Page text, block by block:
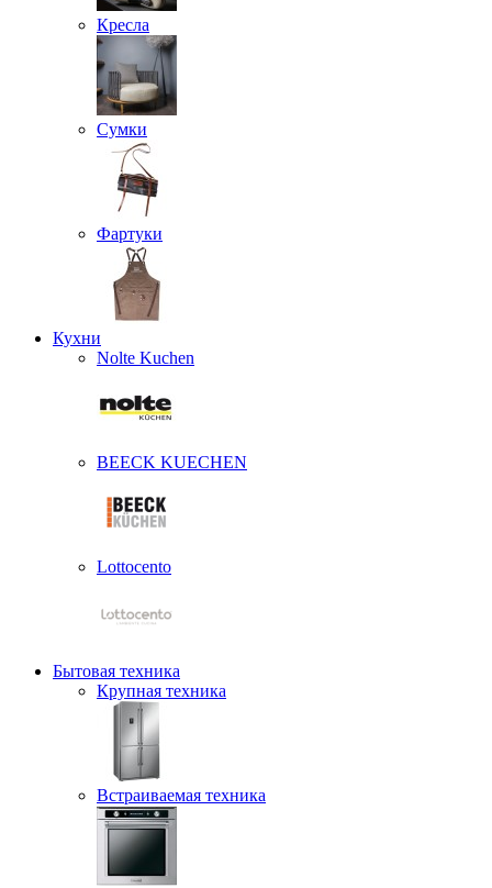
Кресла
Сумки
Фартуки
Кухни
Nolte Kuchen
BEECK KUECHEN
Lottocento
Бытовая техника
Крупная техника
Встраиваемая техника